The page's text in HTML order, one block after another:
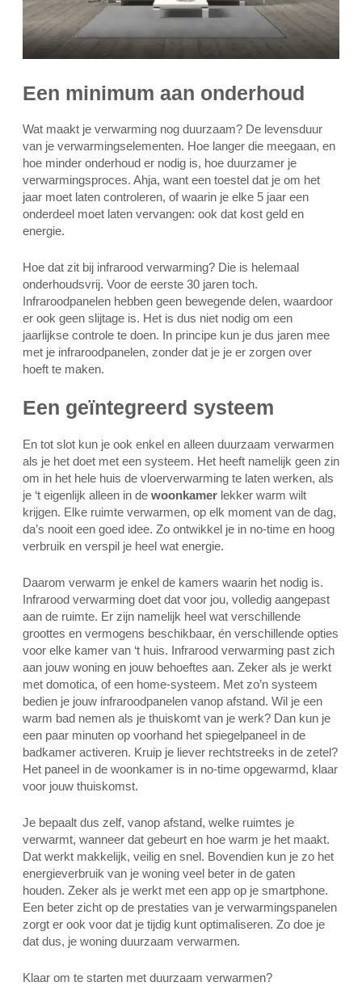
Een minimum aan onderhoud
Wat maakt je verwarming nog duurzaam? De levensduur
van je verwarmingselementen. Hoe langer die meegaan, en
hoe minder onderhoud er nodig is, hoe duurzamer je
verwarmingsproces. Ahja, want een toestel dat je om het
jaar moet laten controleren, of waarin je elke 5 jaar een
onderdeel moet laten vervangen: ook dat kost geld en
energie.
Hoe dat zit bij infrarood verwarming? Die is helemaal
onderhoudsvrij. Voor de eerste 30 jaren toch.
Infraroodpanelen hebben geen bewegende delen, waardoor
er ook geen slijtage is. Het is dus niet nodig om een
jaarlijkse controle te doen. In principe kun je dus jaren mee
met je infraroodpanelen, zonder dat je je er zorgen over
hoeft te maken.
Een geïntegreerd systeem
En tot slot kun je ook enkel en alleen duurzaam verwarmen
als je het doet met een systeem. Het heeft namelijk geen zin
om in het hele huis de vloerverwarming te laten werken, als
je ‘t eigenlijk alleen in de woonkamer lekker warm wilt
krijgen. Elke ruimte verwarmen, op elk moment van de dag,
da’s nooit een goed idee. Zo ontwikkel je in no-time en hoog
verbruik en verspil je heel wat energie.
Daarom verwarm je enkel de kamers waarin het nodig is.
Infrarood verwarming doet dat voor jou, volledig aangepast
aan de ruimte. Er zijn namelijk heel wat verschillende
groottes en vermogens beschikbaar, én verschillende opties
voor elke kamer van ‘t huis. Infrarood verwarming past zich
aan jouw woning en jouw behoeftes aan. Zeker als je werkt
met domotica, of een home-systeem. Met zo’n systeem
bedien je jouw infraroodpanelen vanop afstand. Wil je een
warm bad nemen als je thuiskomt van je werk? Dan kun je
een paar minuten op voorhand het spiegelpaneel in de
badkamer activeren. Kruip je liever rechtstreeks in de zetel?
Het paneel in de woonkamer is in no-time opgewarmd, klaar
voor jouw thuiskomst.
Je bepaalt dus zelf, vanop afstand, welke ruimtes je
verwarmt, wanneer dat gebeurt en hoe warm je het maakt.
Dat werkt makkelijk, veilig en snel. Bovendien kun je zo het
energieverbruik van je woning veel beter in de gaten
houden. Zeker als je werkt met een app op je smartphone.
Een beter zicht op de prestaties van je verwarmingspanelen
zorgt er ook voor dat je tijdig kunt optimaliseren. Zo doe je
dat dus, je woning duurzaam verwarmen.
Klaar om te starten met duurzaam verwarmen?